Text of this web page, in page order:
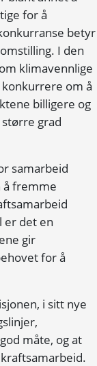
for å
betyr
I den
klimavennlige
om å
billigere og
grad
samarbeid
å fremme
er det en
gir
for å
i sitt nye
måte, og at